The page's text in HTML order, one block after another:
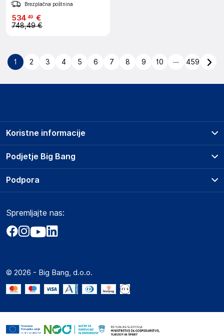
Brezplačna poštnina
534 49 €
748,49 €
1 2 3 4 5 6 7 8 9 10 ... 459
Podjetje Big Bang
O podjetju
Obvestila za javnost
Akt o digitalnih storitvah
Marketplace za partnerje
Novosti
Koristne informacije
Prodajna mesta
Storitve
Dostava, vnos in odvoz
Zavarovanje izdelkov
Podpora
Marketplace
Kako oddati naročilo?
Spremljajte nas:
© 2026 - Big Bang, d.o.o.